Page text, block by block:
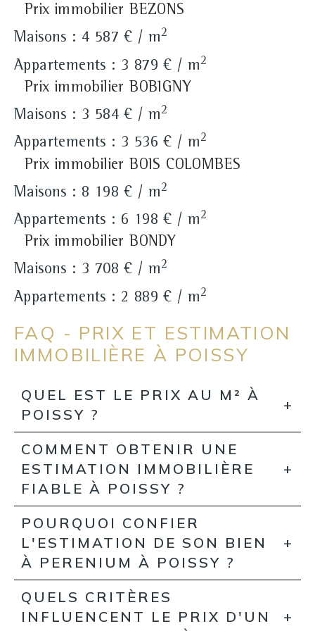
Prix immobilier BEZONS
Maisons : 4 587 € / m2
Appartements : 3 879 € / m2
Prix immobilier BOBIGNY
Maisons : 3 584 € / m2
Appartements : 3 536 € / m2
Prix immobilier BOIS COLOMBES
Maisons : 8 198 € / m2
Appartements : 6 198 € / m2
Prix immobilier BONDY
Maisons : 3 708 € / m2
Appartements : 2 889 € / m2
FAQ - PRIX ET ESTIMATION
IMMOBILIÈRE À POISSY
QUEL EST LE PRIX AU M² À
POISSY ?
COMMENT OBTENIR UNE
ESTIMATION IMMOBILIÈRE
FIABLE À POISSY ?
POURQUOI CONFIER
L'ESTIMATION DE SON BIEN
À PERENIUM À POISSY ?
QUELS CRITÈRES
INFLUENCENT LE PRIX D'UN